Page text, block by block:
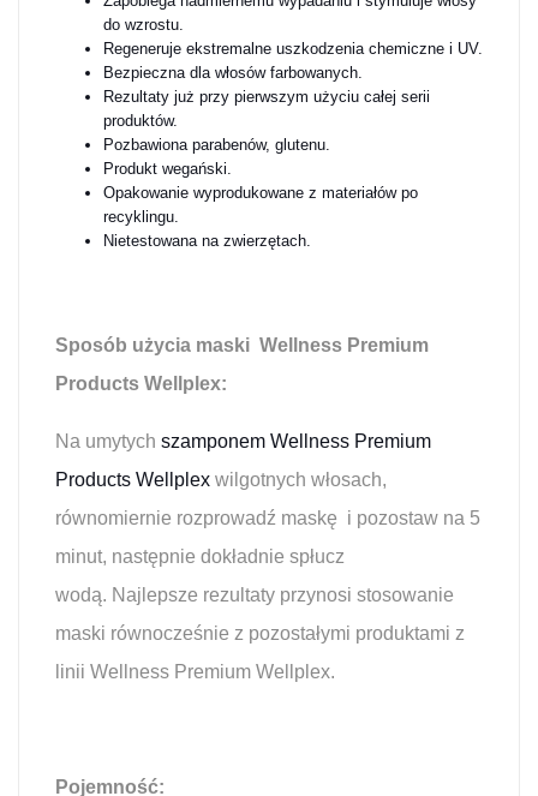
do wzrostu.
Regeneruje ekstremalne uszkodzenia chemiczne i UV.
Bezpieczna dla włosów farbowanych.
Rezultaty już przy pierwszym użyciu całej serii
produktów.
Pozbawiona parabenów, glutenu.
Produkt wegański.
Opakowanie wyprodukowane z materiałów po
recyklingu.
Nietestowana na zwierzętach.
Sposób użycia maski Wellness Premium
Products Wellplex:
Na umytych szamponem Wellness Premium
Products Wellplex wilgotnych włosach,
równomiernie rozprowadź maskę i pozostaw na 5
minut, następnie dokładnie spłucz
wodą. Najlepsze rezultaty przynosi stosowanie
maski równocześnie z pozostałymi produktami z
linii Wellness Premium Wellplex.
Pojemność: